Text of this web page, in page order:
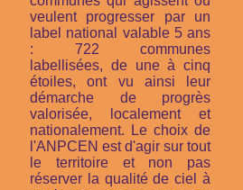
veulent progresser par un
label national valable 5 ans
: 722 communes
labellisées, de une à cinq
étoiles, ont vu ainsi leur
démarche de progrès
valorisée, localement et
nationalement. Le choix de
l'ANPCEN est d'agir sur tout
le territoire et non pas
réserver la qualité de ciel à